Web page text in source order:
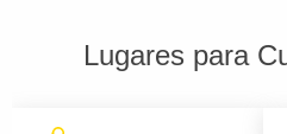
Lugares para